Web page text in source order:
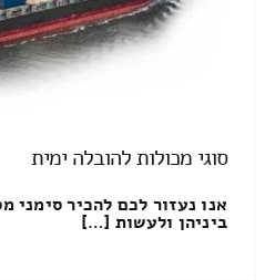
סוגי מכולות להובלה ימית
אנו נעזור לכם להכיר סימני
ביניהן ולעשות […]